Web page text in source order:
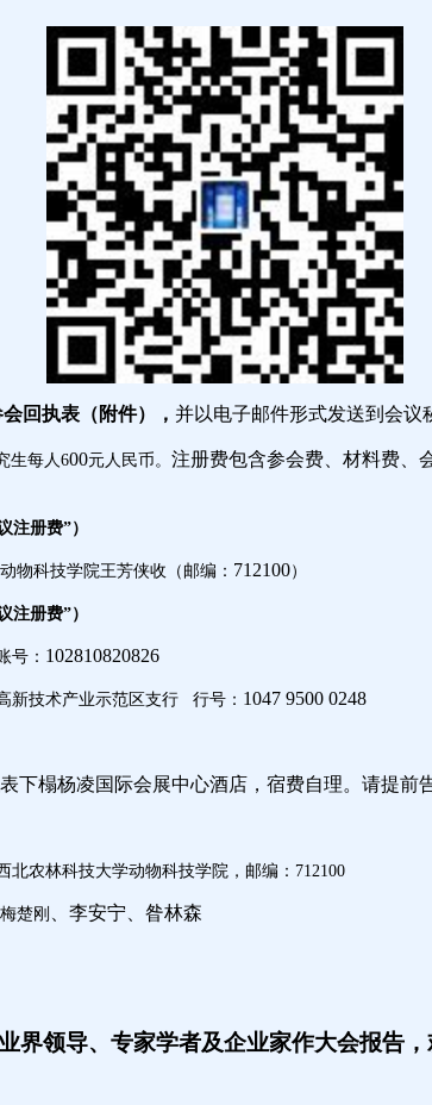
回执表（附件）， 并以电子邮件形式发送到会议
生每人600元人民币。 注册费包含参会费、材料费、
注册费”）
物科技学院王芳侠收（邮编： 712100）
注册费”）
号： 102810820826
新技术产业示范区支行 行号： 1047 9500 0248
下榻杨凌国际会展中心酒店，宿费自理。请提前
北农林科技大学动物科技学院，邮编： 712100
楚刚 李安宁、昝林森
界领导、专家学者及企业家作大会报告，